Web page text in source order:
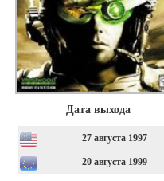
Дата выхода
27 августа 1997
20 августа 1999